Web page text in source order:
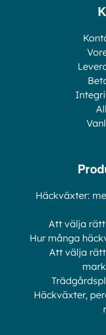
Häckväxter:
Att välja
Hur många
Att välja
Häckväxter,